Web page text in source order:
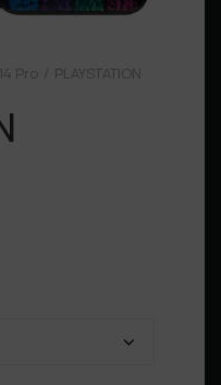
Pro PLAYSTATION